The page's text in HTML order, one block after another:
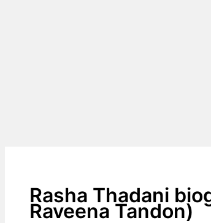
Rasha Thadani
Raveena Tandon)